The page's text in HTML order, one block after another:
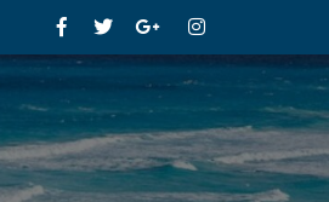
FacebookTwitterGoogle+Instagram